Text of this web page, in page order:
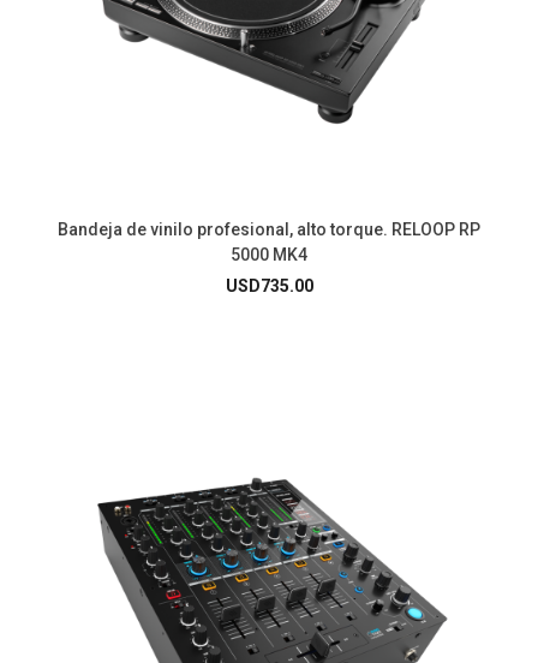
Bandeja de vinilo profesional, alto torque. RELOOP RP
5000 MK4
USD735.00